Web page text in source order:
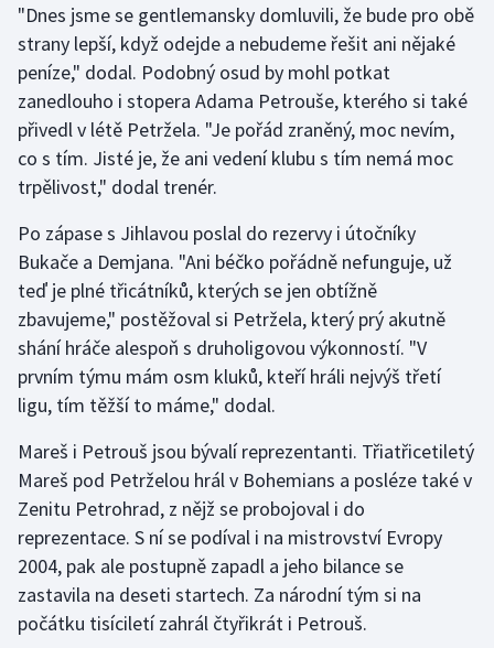
Házená
Jezdectví
Judo
Krasobruslení
Lezení
Lyže a snowboard
Moderní pětiboj
Motorsport
Olympijské hry
Parasport
Plavání
Plážový volejbal
"Dnes jsme se gentlemansky domluvili, že bude pro obě
strany lepší, když odejde a nebudeme řešit ani nějaké
peníze," dodal. Podobný osud by mohl potkat
zanedlouho i stopera Adama Petrouše, kterého si také
přivedl v létě Petržela. "Je pořád zraněný, moc nevím,
co s tím. Jisté je, že ani vedení klubu s tím nemá moc
trpělivost," dodal trenér.
Po zápase s Jihlavou poslal do rezervy i útočníky
Bukače a Demjana. "Ani béčko pořádně nefunguje, už
teď je plné třicátníků, kterých se jen obtížně
zbavujeme," postěžoval si Petržela, který prý akutně
shání hráče alespoň s druholigovou výkonností. "V
prvním týmu mám osm kluků, kteří hráli nejvýš třetí
ligu, tím těžší to máme," dodal.
Mareš i Petrouš jsou bývalí reprezentanti. Třiatřicetiletý
Mareš pod Petrželou hrál v Bohemians a posléze také v
Zenitu Petrohrad, z nějž se probojoval i do
reprezentace. S ní se podíval i na mistrovství Evropy
2004, pak ale postupně zapadl a jeho bilance se
zastavila na deseti startech. Za národní tým si na
počátku tisíciletí zahrál čtyřikrát i Petrouš.